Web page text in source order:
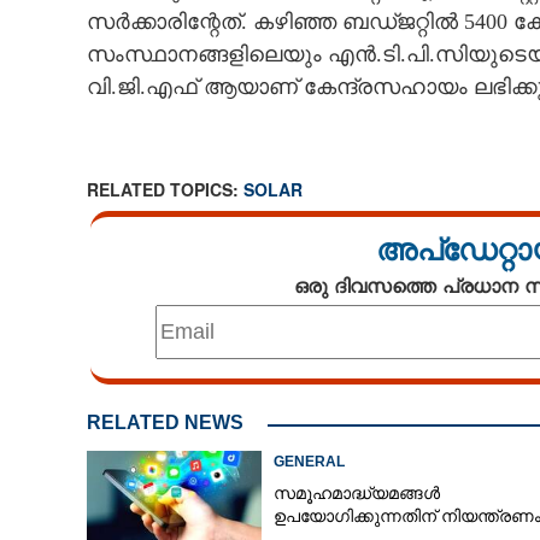
സർക്കാരിന്റേത്. കഴിഞ്ഞ ബഡ്‌ജറ്റിൽ 5400
സംസ്ഥാനങ്ങളിലെയും
വി.ജി.എഫ് ആയാണ് കേന്ദ്രസഹായം
RELATED TOPICS: SOLAR
ഒരു ദിവസത്തെ പ്രധാന
RELATED NEWS
GENERAL
സമൂഹമാദ്ധ്യമങ്ങൾ
ഉപയോഗിക്കുന്നതിന് നിയന്ത്രണം
സോളാർ